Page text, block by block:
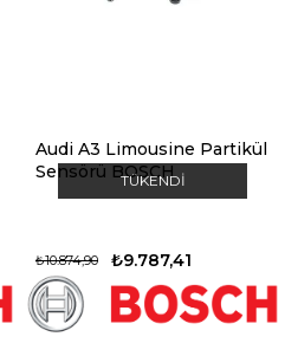
TÜKENDI
Audi A3 Limousine Partikül
Sensörü BOSCH
₺9.787,41
₺10.874,90